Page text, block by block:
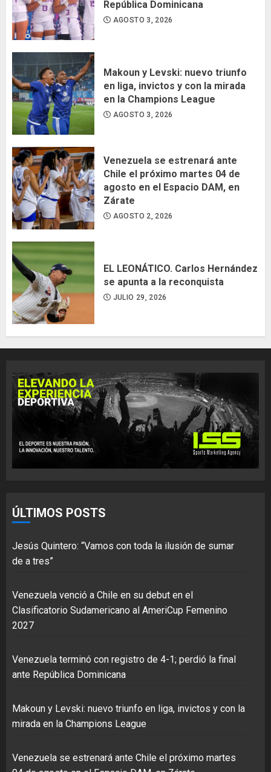
República Dominicana
AGOSTO 3, 2026
Makoun y Levski: nuevo triunfo
en liga, invictos y con la mirada
en la Champions League
AGOSTO 3, 2026
Venezuela se estrenará ante
Chile el próximo martes 04 de
agosto en el Espacio DAM, en
Zárate
AGOSTO 2, 2026
EL LEONÁTICO. Carlos Hernández
se apunta a la reconquista
JULIO 29, 2026
ÚLTIMOS POSTS
Jesús Quintero: “Vamos con toda la ilusión de sumar
de a tres”
Venezuela venció a Chile en su debut en el
Clasificatorio Sudamericano al AmeriCup Femenino
2027
Venezuela terminó con registro de 4-1; perdió la final
ante República Dominicana
Makoun y Levski: nuevo triunfo en liga, invictos y con la
mirada en la Champions League
Venezuela se estrenará ante Chile el próximo martes